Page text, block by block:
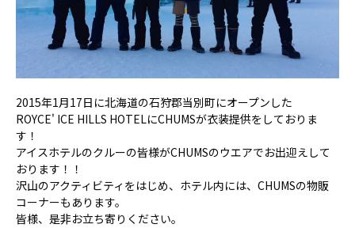
2015年1月17日に北海道の石狩郡当別町にオープンした
ROYCE' ICE HILLS HOTELにCHUMSが衣装提供をしておりま
す！
アイスホテルのクルーの皆様がCHUMSのウエアでお出迎えして
おります！！
沢山のアクティビティをはじめ、ホテル内には、CHUMSの物販
コーナーもあります。
皆様、是非お立ち寄りください。